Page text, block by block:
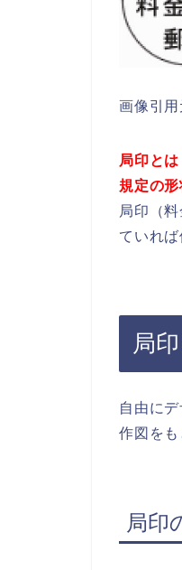
画像引用
局印と
規定の
局印（
ていれば
局
自由に
作図をも
局印